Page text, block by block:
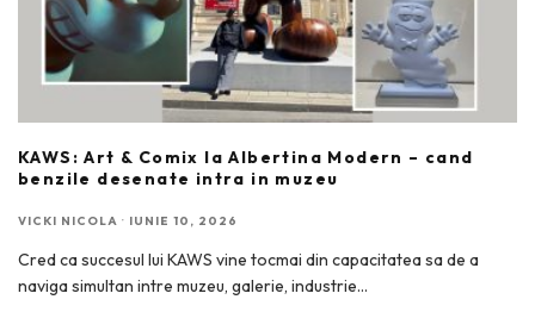
KAWS: Art & Comix la Albertina Modern – cand
benzile desenate intra in muzeu
VICKI NICOLA · IUNIE 10, 2026
Cred ca succesul lui KAWS vine tocmai din capacitatea sa de a
naviga simultan intre muzeu, galerie, industrie...